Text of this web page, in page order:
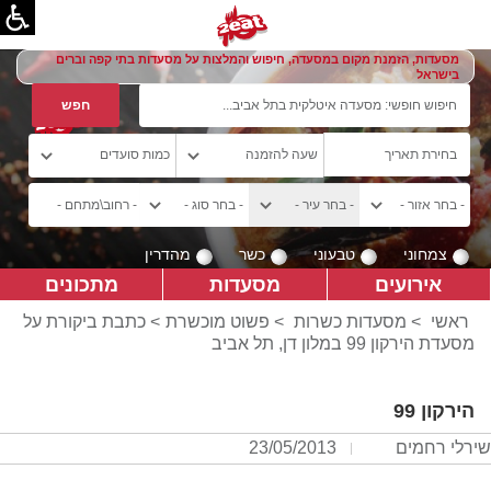
מסעדות, הזמנת מקום במסעדה, חיפוש והמלצות על מסעדות בתי קפה וברים
בישראל
צמחוני טבעוני כשר מהדרין
אירועים מסעדות מתכונים
ראשי > מסעדות כשרות > פשוט מוכשרת > כתבת ביקורת על
מסעדת הירקון 99 במלון דן, תל אביב
הירקון 99
שירלי רחמים 23/05/2013